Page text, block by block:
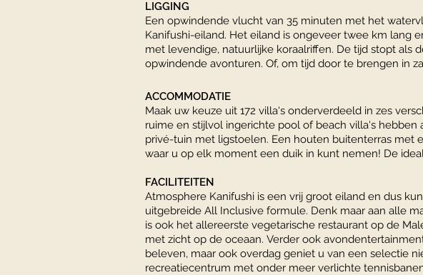
LIGGING
Een opwindende vlucht van 35 minuten met het
Kanifushi-eiland. Het eiland is ongeveer twee km lang
met levendige, natuurlijke koraalriffen. De tijd stopt
opwindende avonturen. Of, om tijd door te brengen in
ACCOMMODATIE
Maak uw keuze uit 172 villa's onderverdeeld in zes
ruime en stijlvol ingerichte pool of beach villa's
privé-tuin met ligstoelen. Een houten buitenterras met
waar u op elk moment een duik in kunt nemen! De
FACILITEITEN
Atmosphere Kanifushi is een vrij groot eiland en dus
uitgebreide All Inclusive formule. Denk maar aan alle
is ook het allereerste vegetarische restaurant op de
met zicht op de oceaan. Verder ook
beleven, maar ook overdag geniet u van een selectie
recreatiecentrum met onder meer verlichte